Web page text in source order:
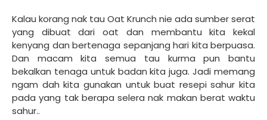
Kalau korang nak tau Oat Krunch nie ada sumber serat
yang dibuat dari oat dan membantu kita kekal
kenyang dan bertenaga sepanjang hari kita berpuasa.
Dan macam kita semua tau kurma pun bantu
bekalkan tenaga untuk badan kita juga. Jadi memang
ngam dah kita gunakan untuk buat resepi sahur kita
pada yang tak berapa selera nak makan berat waktu
sahur..